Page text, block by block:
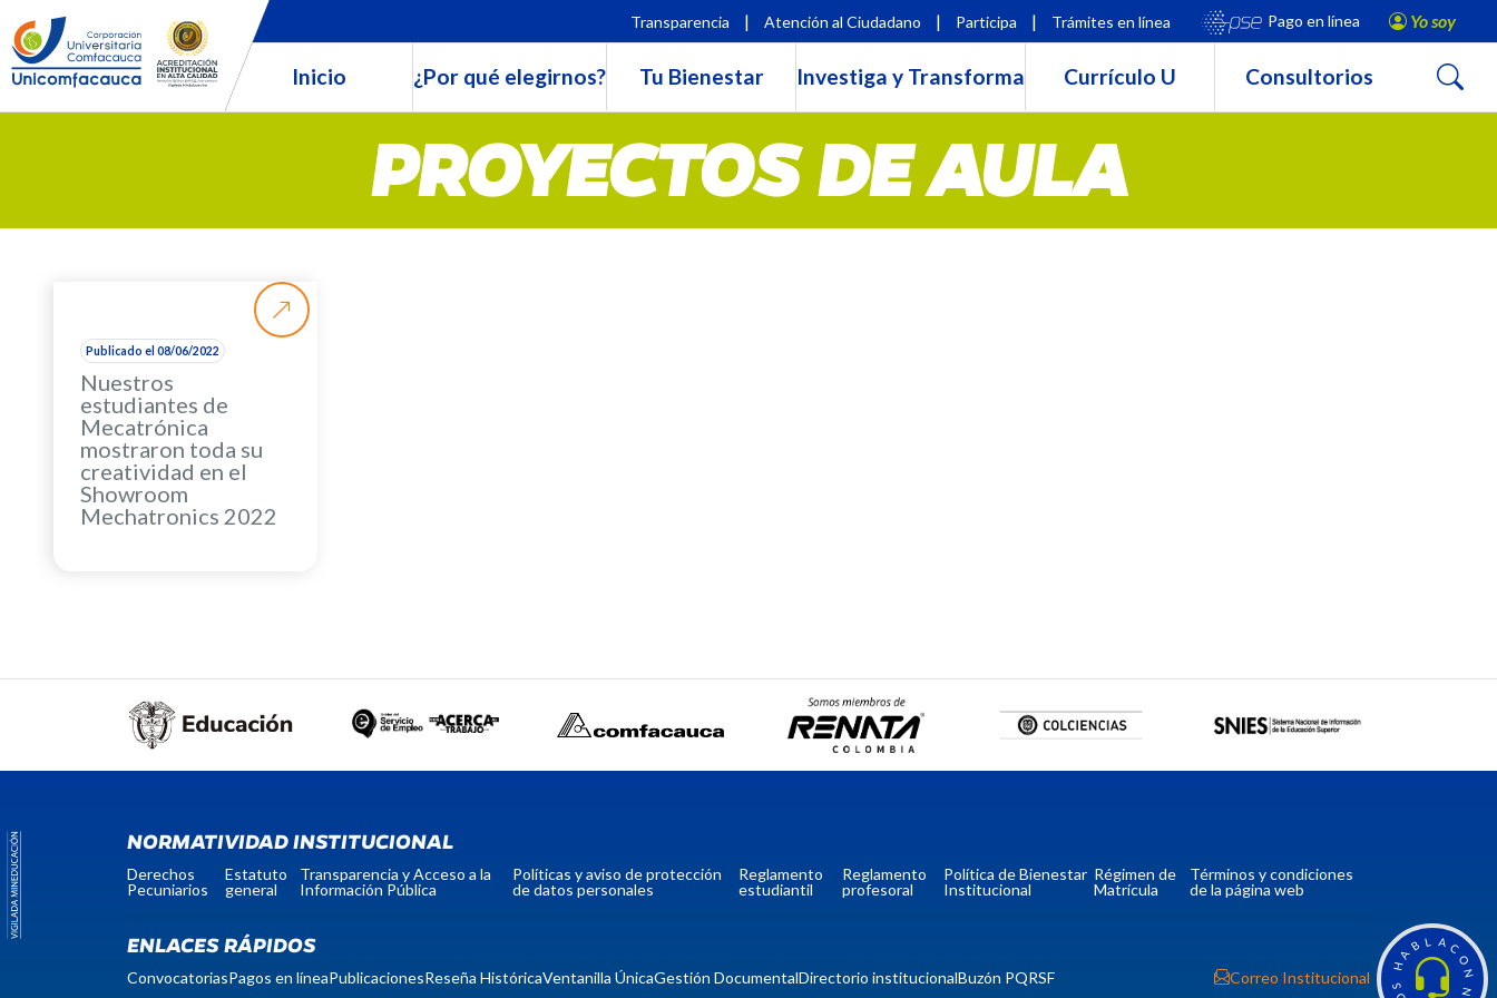
H
A
B L A C
O
N
N
S
Transparencia | Atención al Ciudadano | Participa | Trámites en línea Pago en línea Yo soy
Inicio ¿Por qué elegirnos? Tu Bienestar Investiga y Transforma Currículo U Consultorios Buscar
PROYECTOS DE AULA
Publicado el 08/06/2022
Nuestros
estudiantes de
Mecatrónica
mostraron toda su
creatividad en el
Showroom
Mechatronics 2022
NORMATIVIDAD INSTITUCIONAL
Derechos
Pecuniarios
Estatuto
general
Transparencia y Acceso a la
Información Pública
Políticas y aviso de protección
de datos personales
Reglamento
estudiantil
Reglamento
profesoral
Política de Bienestar
Institucional
Régimen de
Matrícula
Términos y condiciones
de la página web
ENLACES RÁPIDOS
ConvocatoriasPagos en líneaPublicacionesReseña HistóricaVentanilla ÚnicaGestión DocumentalDirectorio institucionalBuzón PQRSF Correo Institucional